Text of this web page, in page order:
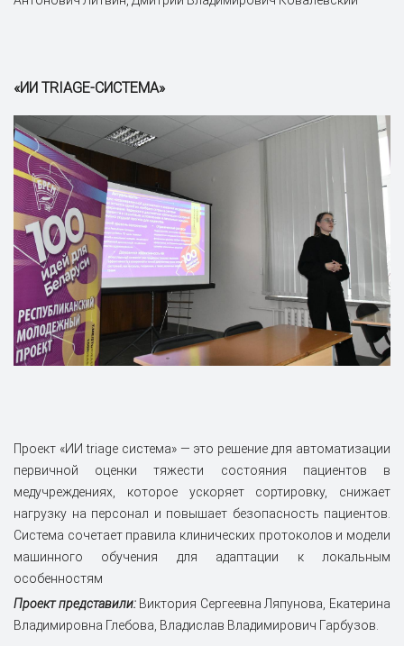
«ИИ TRIAGE-СИСТЕМА»
Проект «ИИ triage система» — это решение для автоматизации
первичной оценки тяжести состояния пациентов в
медучреждениях, которое ускоряет сортировку, снижает
нагрузку на персонал и повышает безопасность пациентов.
Система сочетает правила клинических протоколов и модели
машинного обучения для адаптации к локальным
особенностям
Проект представили:Виктория Сергеевна Ляпунова, Екатерина
Владимировна Глебова, Владислав Владимирович Гарбузов.